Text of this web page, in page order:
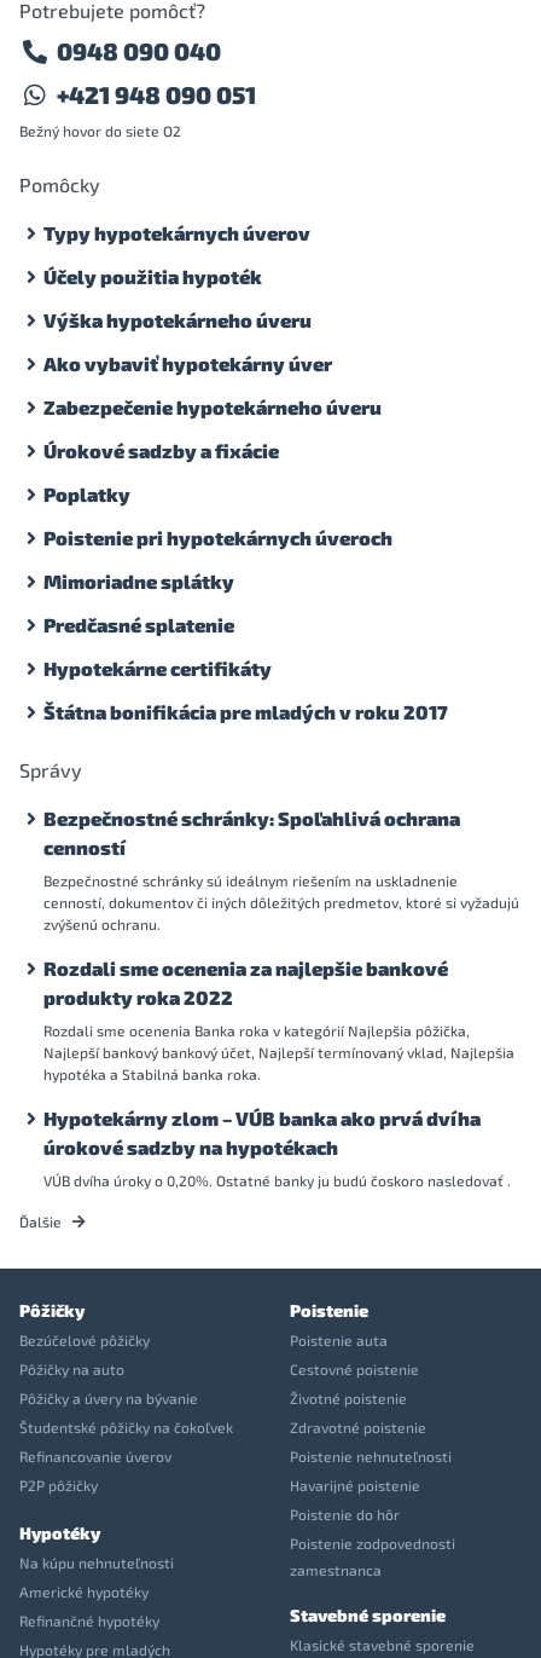
Potrebujete pomôcť?
0948 090 040
+421 948 090 051
Bežný hovor do siete O2
Pomôcky
Typy hypotekárnych úverov
Účely použitia hypoték
Výška hypotekárneho úveru
Ako vybaviť hypotekárny úver
Zabezpečenie hypotekárneho úveru
Úrokové sadzby a fixácie
Poplatky
Poistenie pri hypotekárnych úveroch
Mimoriadne splátky
Predčasné splatenie
Hypotekárne certifikáty
Štátna bonifikácia pre mladých v roku 2017
Správy
Bezpečnostné schránky: Spoľahlivá ochrana
cenností
Bezpečnostné schránky sú ideálnym riešením na uskladnenie
cenností, dokumentov či iných dôležitých predmetov, ktoré si vyžadujú
zvýšenú ochranu.
Rozdali sme ocenenia za najlepšie bankové
produkty roka 2022
Rozdali sme ocenenia Banka roka v kategórií Najlepšia pôžička,
Najlepší bankový bankový účet, Najlepší termínovaný vklad, Najlepšia
hypotéka a Stabilná banka roka.
Hypotekárny zlom – VÚB banka ako prvá dvíha
úrokové sadzby na hypotékach
VÚB dvíha úroky o 0,20%. Ostatné banky ju budú čoskoro nasledovať .
Ďalšie
Pôžičky
Bezúčelové pôžičky
Pôžičky na auto
Pôžičky a úvery na bývanie
Študentské pôžičky na čokoľvek
Refinancovanie úverov
P2P pôžičky
Hypotéky
Na kúpu nehnuteľnosti
Americké hypotéky
Refinančné hypotéky
Hypotéky pre mladých
Poistenie
Poistenie auta
Cestovné poistenie
Životné poistenie
Zdravotné poistenie
Poistenie nehnuteľnosti
Havarijné poistenie
Poistenie do hôr
Poistenie zodpovednosti
zamestnanca
Stavebné sporenie
Klasické stavebné sporenie